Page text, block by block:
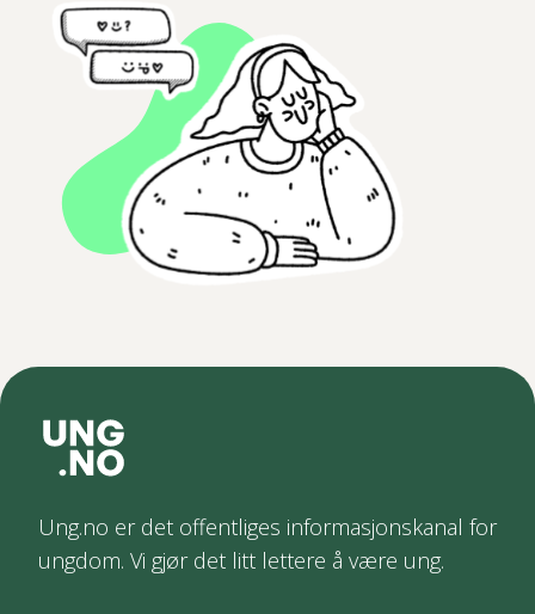
Ung.no er det offentliges informasjonskanal for
ungdom. Vi gjør det litt lettere å være ung.